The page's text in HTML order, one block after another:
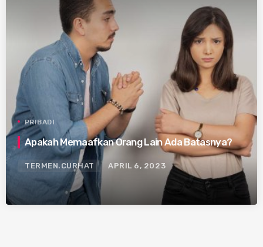
PRIBADI
Apakah Memaafkan Orang Lain Ada Batasnya?
TERMEN.CURHAT APRIL 6, 2023